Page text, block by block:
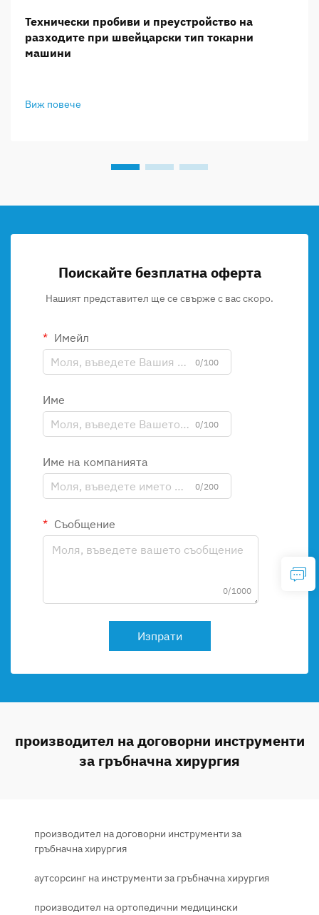
Технически пробиви и преустройство на
разходите при швейцарски тип токарни
машини
Виж повече
Поискайте безплатна оферта
Нашият представител ще се свърже с вас скоро.
Имейл
0/100
Име
0/100
Име на компанията
0/200
Съобщение
0/1000
Изпрати
производител на договорни инструменти
за гръбначна хирургия
производител на договорни инструменти за
гръбначна хирургия
аутсорсинг на инструменти за гръбначна хирургия
производител на ортопедични медицински